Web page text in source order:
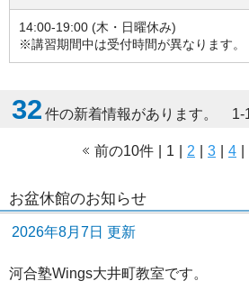
14:00-19:00 (木・日曜休み)
※講習期間中は受付時間が異なります。
32 件の新着情報があります。 1-
前の10件 1 2 3 4
お盆休館のお知らせ
2026年8月7日 更新
河合塾Wings大井町教室です。